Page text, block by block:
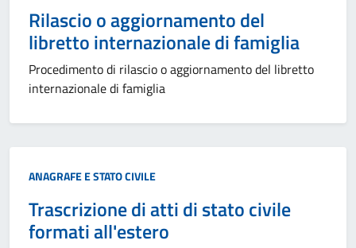
Rilascio o aggiornamento del
libretto internazionale di famiglia
Procedimento di rilascio o aggiornamento del libretto
internazionale di famiglia
Categoria:
ANAGRAFE E STATO CIVILE
Trascrizione di atti di stato civile
formati all'estero